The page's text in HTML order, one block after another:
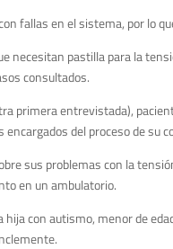
fallas en el sistema, por lo
necesitan pastilla para la
consultados.
primera entrevistada),
encargados del proceso de
sus problemas con la
en un ambulatorio.
hija con autismo, menor de